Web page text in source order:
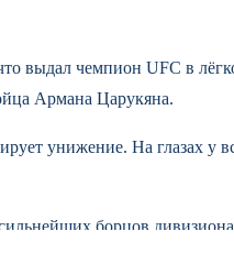
выдал чемпион UFC в
Армана Царукяна.
унижение. На глазах
борцов